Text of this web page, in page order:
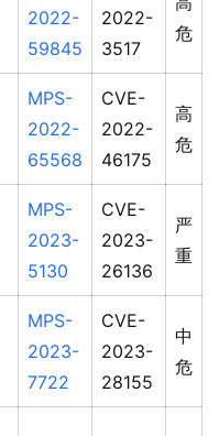
2022-
59845
2022-
3517
危
MPS-
2022-
65568
CVE-
2022-
46175
高
危
MPS-
2023-
5130
CVE-
2023-
26136
严
重
MPS-
2023-
7722
CVE-
2023-
28155
中
危